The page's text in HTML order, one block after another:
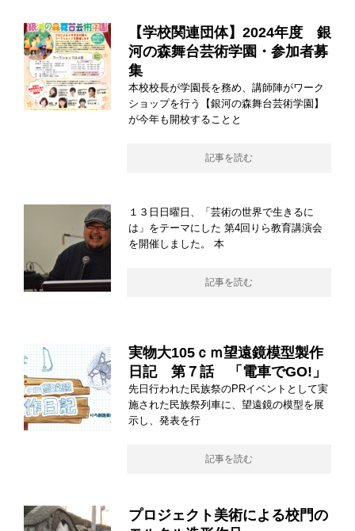
【学校関連団体】2024年度 銀
河の森舞台芸術学園・参加者募
集
本校校長が学園長を務め、講師陣がワーク
ショップを行う【銀河の森舞台芸術学園】
が今年も開校することと
記事を読む
１３日日曜日、「芸術の世界で生きるに
は」をテーマにした 第4回りら教育講演会
を開催しました。 本
記事を読む
実物大105ｃｍ望遠鏡模型製作
日記 第７話 「電車でGO!」
先日行われた民族祭のPRイベントとして実
施された民族祭列車に、望遠鏡の模型を展
示し、発表を行
記事を読む
プロジェクト美術による校門の